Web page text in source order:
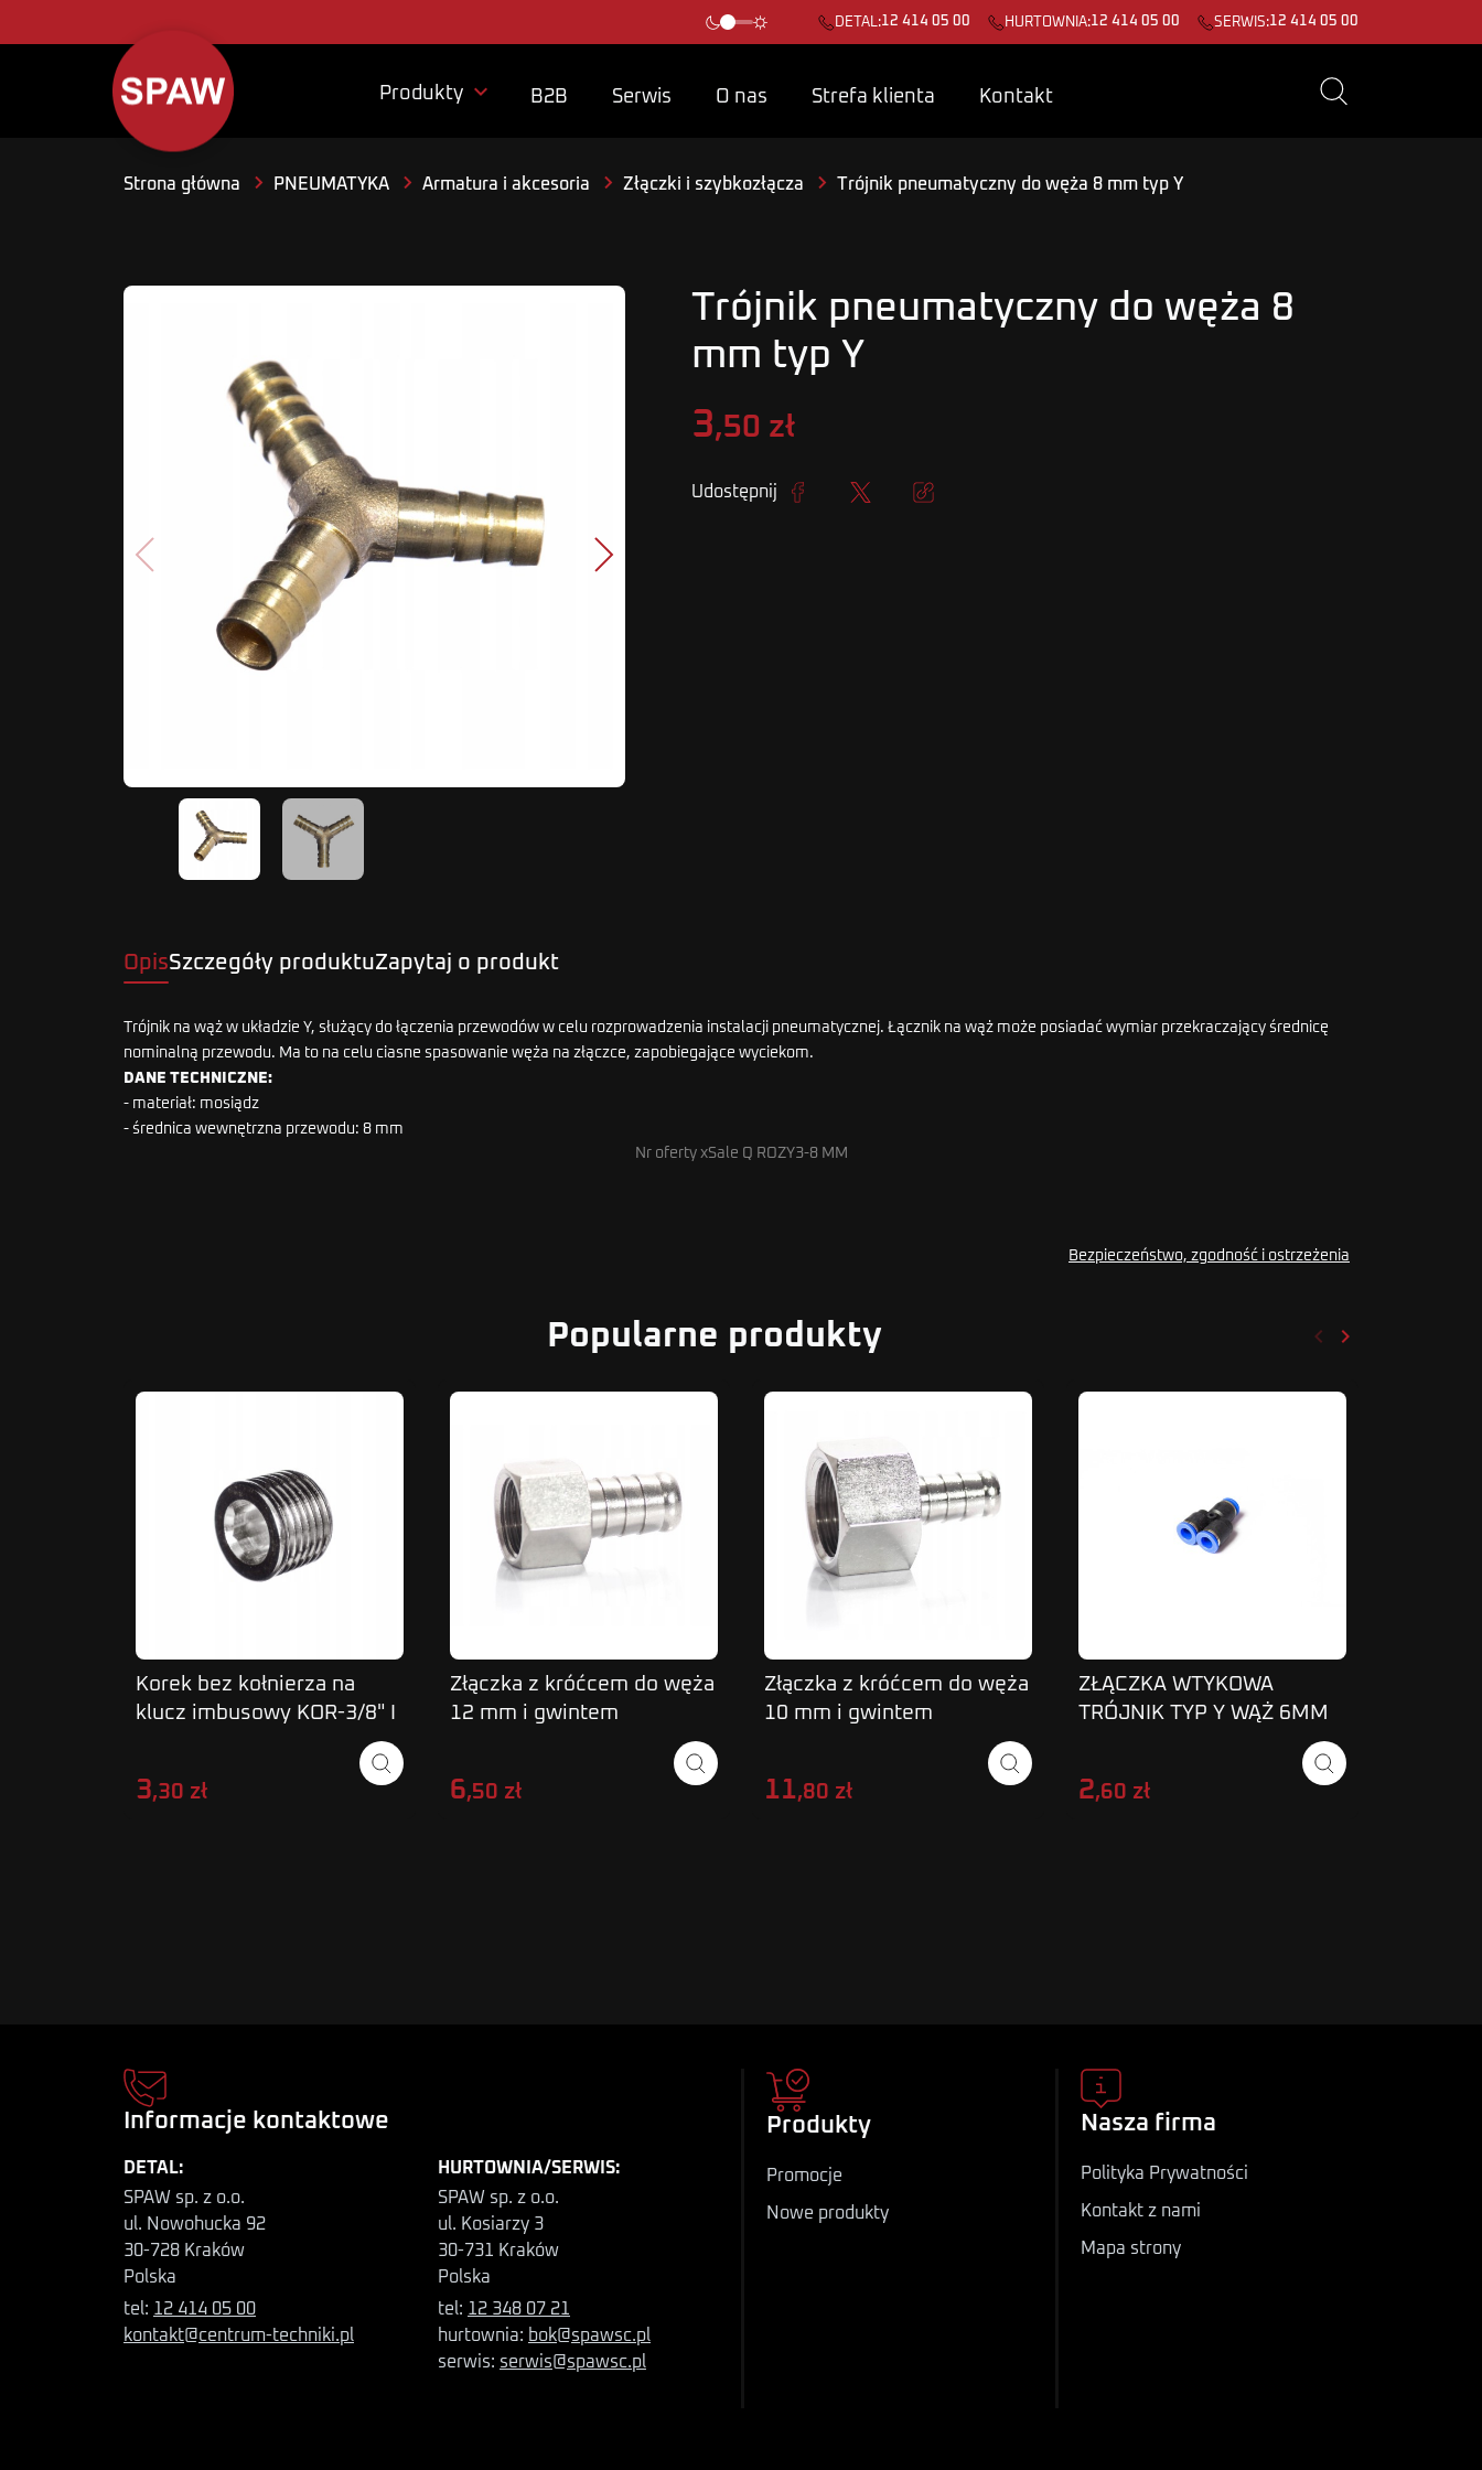
DETAL:12 414 05 00 HURTOWNIA:12 414 05 00 SERWIS:12 414 05 00
Produkty  B2B Serwis O nas Strefa klienta Kontakt
Strona główna PNEUMATYKA Armatura i akcesoria Złączki i szybkozłącza Trójnik pneumatyczny do węża 8 mm typ Y
Poprzedni Następny
Trójnik pneumatyczny do węża 8
mm typ Y
3,50 zł
Udostępnij
OpisSzczegóły produktuZapytaj o produkt
Trójnik na wąż w układzie Y, służący do łączenia przewodów w celu rozprowadzenia instalacji pneumatycznej. Łącznik na wąż może posiadać wymiar przekraczający średnicę
nominalną przewodu. Ma to na celu ciasne spasowanie węża na złączce, zapobiegające wyciekom.
DANE TECHNICZNE:
- materiał: mosiądz
- średnica wewnętrzna przewodu: 8 mm
Nr oferty xSale Q ROZY3-8 MM
Bezpieczeństwo, zgodność i ostrzeżenia
Popularne produkty Poprzedni
keyboard_arrow_left Następny
keyboard_arrow_right
Korek bez kołnierza na
klucz imbusowy KOR-3/8" I
3,30 zł
Złączka z króćcem do węża
12 mm i gwintem
6,50 zł
Złączka z króćcem do węża
10 mm i gwintem
11,80 zł
ZŁĄCZKA WTYKOWA
TRÓJNIK TYP Y WĄŻ 6MM
2,60 zł
Informacje kontaktowe
DETAL:
SPAW sp. z o.o.
ul. Nowohucka 92
30-728 Kraków
Polska
tel: 12 414 05 00
kontakt@centrum-techniki.pl
HURTOWNIA/SERWIS:
SPAW sp. z o.o.
ul. Kosiarzy 3
30-731 Kraków
Polska
tel: 12 348 07 21
hurtownia: bok@spawsc.pl
serwis: serwis@spawsc.pl
Produkty
Promocje
Nowe produkty
Nasza firma
Polityka Prywatności
Kontakt z nami
Mapa strony